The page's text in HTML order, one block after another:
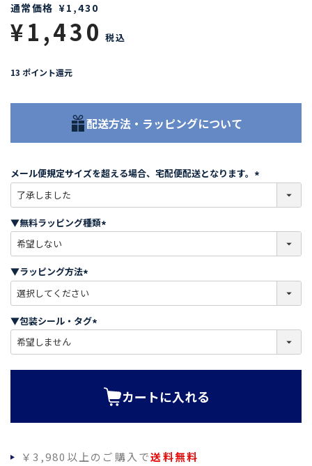
通常価格 ¥1,430
¥1,430 税込
13 ポイント還元
配送方法・ラッピングについて
メール便規定サイズを超える場合、宅配便配送となります。
必
)
▼無料ラッピング種類
必
)
▼ラッピング方法
必
須
)
▼包装シール・タグ
必
カートに入れる
￥3,980以上のご購入で送料無料